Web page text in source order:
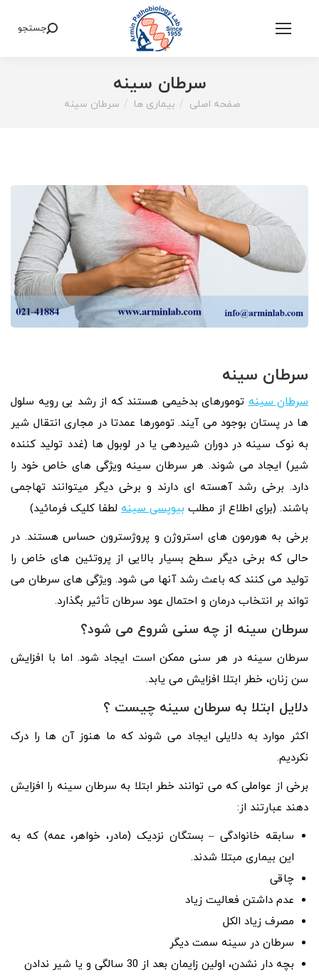
Search:
جستجو
سرطان سینه
You are here:
صفحه اصلی بیماری ها سرطان سینه
سرطان سینه
سرطان سینهتومورهای بدخیمی هستند که از رشد بی رویه سلول
ها در پستان بوجود می آیند. تومورها عمدتا در مجاری انتقال شیر
به نوک سینه در دوران شیردهی یا در لوبول ها (غدد تولید کننده
شیر) ایجاد می شوند. هر سرطان سینه ویژگی های خاص خود را
دارد. برخی رشد آهسته ای دارند و برخی دیگر میتوانند تهاجمی
باشند. (برای اطلاع از مطلب بیوپسی سینه لطفا کلیک فرمائید)
برخی به هورمون های استروژن و پروژسترون حساس هستند. در
حالی که برخی دیگر سطح بسیار بالایی از پروتئین های خاص را
تولید می کنند که باعث رشد آنها می شود. ویژگی های سرطان می
تواند بر انتخاب درمان و احتمال عود سرطان تأثیر بگذارد.
سرطان سینه از چه سنی شروع می شود؟
سرطان سینه در هر سنی ممکن است ایجاد شود. اما با افزایش
سن زنان، خطر ابتلا افزایش می یابد.
دلایل ابتلا به سرطان سینه چیست ؟
اکثر موارد به دلایلی ایجاد می شوند که ما هنوز آن ها را درک
نکردیم.
برخی از عواملی که می توانند خطر ابتلا به سرطان سینه را افزایش
دهند عبارتند از:
سابقه خانوادگی – بستگان نزدیک (مادر، خواهر، عمه) که به
این بیماری مبتلا شدند.
چاقی
عدم داشتن فعالیت زیاد
مصرف زیاد الکل
سرطان در سینه سمت دیگر
بچه دار نشدن، اولین زایمان بعد از 30 سالگی و یا شیر ندادن